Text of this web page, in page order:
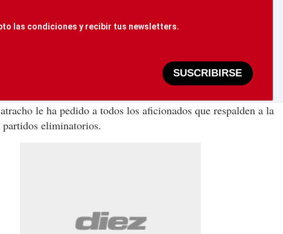
las condiciones y recibir tus newsletters.
SUSCRIBIRSE
le ha pedido a todos los aficionados que respalden a la
eliminatorios.